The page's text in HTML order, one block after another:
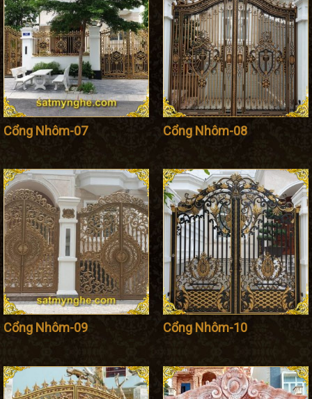
Cổng Nhôm-07 Cổng Nhôm-08
Cổng Nhôm-09 Cổng Nhôm-10